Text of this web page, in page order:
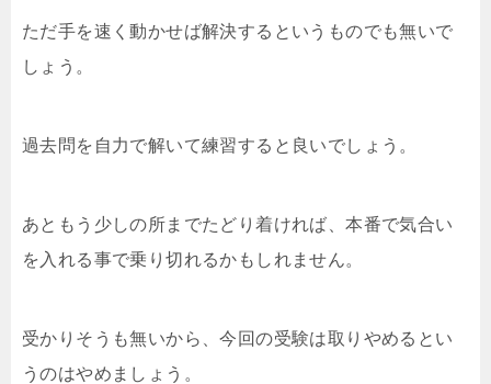
ただ手を速く動かせば解決するというものでも無いで
しょう。
過去問を自力で解いて練習すると良いでしょう。
あともう少しの所までたどり着ければ、本番で気合い
を入れる事で乗り切れるかもしれません。
受かりそうも無いから、今回の受験は取りやめるとい
うのはやめましょう。